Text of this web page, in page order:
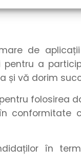
de
a
și vă dorim
folosirea
conformitate
în